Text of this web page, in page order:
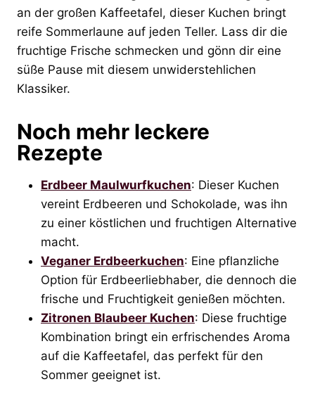
an der großen Kaffeetafel, dieser Kuchen bringt
reife Sommerlaune auf jeden Teller. Lass dir die
fruchtige Frische schmecken und gönn dir eine
süße Pause mit diesem unwiderstehlichen
Klassiker.
Noch mehr leckere
Rezepte
Erdbeer Maulwurfkuchen: Dieser Kuchen
vereint Erdbeeren und Schokolade, was ihn
zu einer köstlichen und fruchtigen Alternative
macht.
Veganer Erdbeerkuchen: Eine pflanzliche
Option für Erdbeerliebhaber, die dennoch die
frische und Fruchtigkeit genießen möchten.
Zitronen Blaubeer Kuchen: Diese fruchtige
Kombination bringt ein erfrischendes Aroma
auf die Kaffeetafel, das perfekt für den
Sommer geeignet ist.